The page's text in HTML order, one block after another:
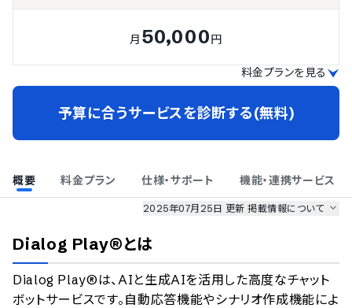
月 50,000円
料金プランを見る
予算に合うサービスを診断する(無料)
概要 料金プラン 仕様・サポート 機能・連携サービス
2025年07月25日 更新掲載情報について
のサービス情報は、
のサービスデータを参照しています。
情報更新者：AI最強ナビ編集部 情報取得元 掲載修正依頼
Dialog Play®とは
Dialog Play®は、AIと生成AIを活用した高度なチャット
ボットサービスです。自動応答機能やシナリオ作成機能によ